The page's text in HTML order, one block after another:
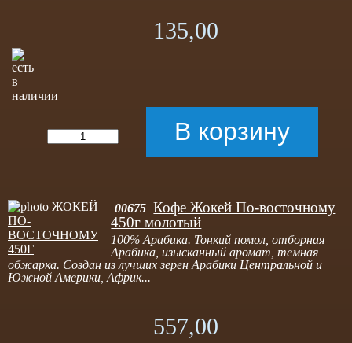
135,00
00675 Кофе Жокей По-восточному
450г молотый
100% Арабика. Тонкий помол, отборная
Арабика, изысканный аромат, темная
обжарка. Создан из лучших зерен Арабики Центральной и
Южной Америки, Африк...
557,00